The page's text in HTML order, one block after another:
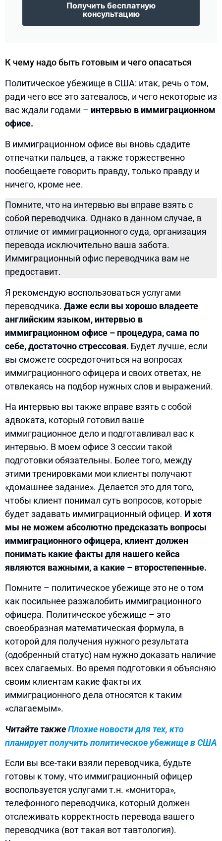
Получить бесплатную
консультацию
К чему надо быть готовым и чего опасаться
Политическое убежище в США: итак, речь о том,
ради чего все это затевалось, и чего некоторые из
вас ждали годами – интервью в иммиграционном
офисе.
В иммиграционном офисе вы вновь сдадите
отпечатки пальцев, а также торжественно
пообещаете говорить правду, только правду и
ничего, кроме нее.
Помните, что на интервью вы вправе взять с
собой переводчика. Однако в данном случае, в
отличие от иммиграционного суда, организация
перевода исключительно ваша забота.
Иммиграционный офис переводчика вам не
предоставит.
Я рекомендую воспользоваться услугами
переводчика. Даже если вы хорошо владеете
английским языком, интервью в
иммиграционном офисе – процедура, сама по
себе, достаточно стрессовая. Будет лучше, если
вы сможете сосредоточиться на вопросах
иммиграционного офицера и своих ответах, не
отвлекаясь на подбор нужных слов и выражений.
На интервью вы также вправе взять с собой
адвоката, который готовил ваше
иммиграционное дело и подготавливал вас к
интервью. В моем офисе 3 сессии такой
подготовки обязательны. Более того, между
этими тренировками мои клиенты получают
«домашнее задание». Делается это для того,
чтобы клиент понимал суть вопросов, которые
будет задавать иммиграционный офицер. И хотя
мы не можем абсолютно предсказать вопросы
иммиграционного офицера, клиент должен
понимать какие факты для нашего кейса
являются важными, а какие – второстепенные.
Помните – политическое убежище это не о том
как посильнее разжалобить иммиграционного
офицера. Политическое убежище – это
своеобразная математическая формула, в
которой для получения нужного результата
(одобренный статус) нам нужно доказать наличие
всех слагаемых. Во время подготовки я объясняю
своим клиентам какие факты их
иммиграционного дела относятся к таким
«слагаемым».
Читайте такжеПлохие новости для тех, кто
планирует получить политическое убежище в США
Если вы все-таки взяли переводчика, будьте
готовы к тому, что иммиграционный офицер
воспользуется услугами т.н. «монитора»,
телефонного переводчика, который должен
отслеживать корректность перевода вашего
переводчика (вот такая вот тавтология).